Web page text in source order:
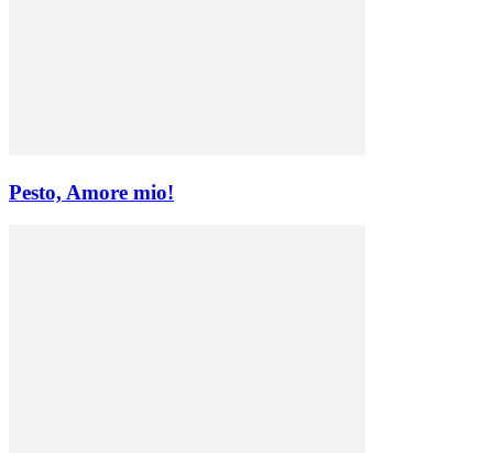
Pesto, Amore mio!